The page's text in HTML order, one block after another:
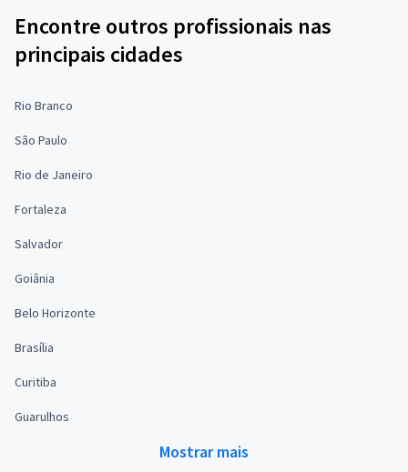
Encontre outros profissionais nas
principais cidades
Rio Branco
São Paulo
Rio de Janeiro
Fortaleza
Salvador
Goiânia
Belo Horizonte
Brasília
Curitiba
Guarulhos
Mostrar mais